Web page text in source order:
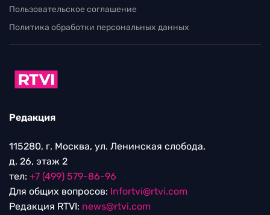
Пользовательское соглашение
Политика обработки персональных данных
Редакция
115280, г. Москва, ул. Ленинская слобода,
д. 26, этаж 2
тел: +7 (499) 579-86-96
Для общих вопросов: Infortvi@rtvi.com
Редакция RTVI: news@rtvi.com